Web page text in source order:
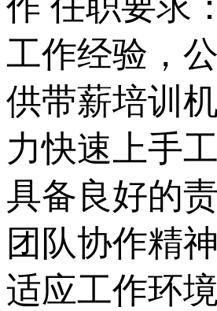
工作经验，
供带薪培训
力快速上手
具备良好的
团队协作精
适应工作环